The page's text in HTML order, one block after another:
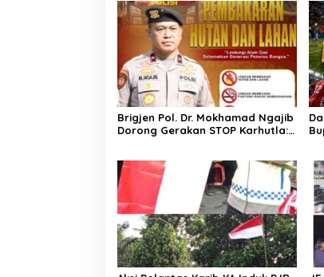
Brigjen Pol. Dr. Mokhamad Ngajib
Dorong Gerakan STOP Karhutla: